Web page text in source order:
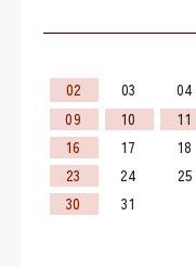
02
03 04
09
10 11
16
17 18
23
24 25
30
31